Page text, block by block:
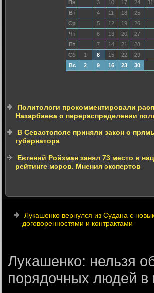
Пн 3 10 17 24
31
Вт
4 11 18
25
Ср
5 12 19
26
Чт
6 13 20
27
Пт
7 14 21
28
Сб
1 8 15 22
29
Вс
2 9 16 23 30
Политологи прокомментировали
Назарбаева о перераспределении
В Севастополе приняли закон о
губернатора
Евгений Ройзман занял 73 место в
рейтинге мэров. Мнения экспертов
Лукашенко вернулся из Судана с
договоренностями и контрактами
Лукашенко: нельзя
порядочных людей в